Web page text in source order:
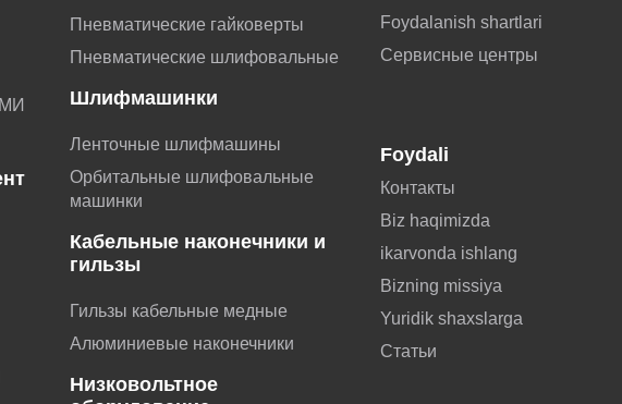
Пневматические гайковерты
Пневматические шлифовальные
Шлифмашинки
Ленточные шлифмашины
Орбитальные шлифовальные
машинки
Кабельные наконечники и
гильзы
Гильзы кабельные медные
Алюминиевые наконечники
Низковольтное
Foydalanish shartlari
Сервисные центры
Foydali
Контакты
Biz haqimizda
ikarvonda ishlang
Bizning missiya
Yuridik shaxslarga
Статьи